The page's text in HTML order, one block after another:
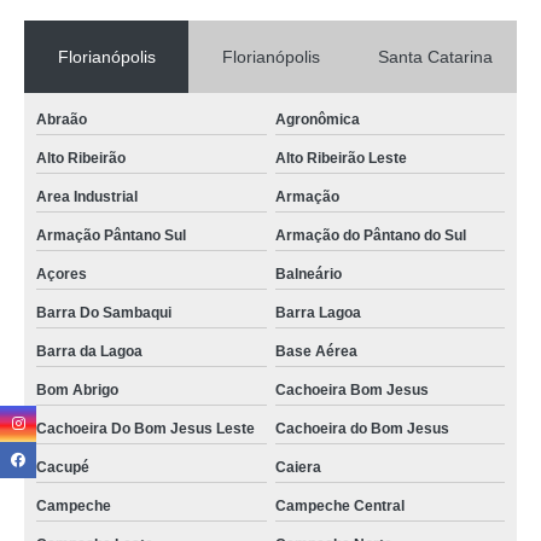
locação de puffs para eventos corporativos valores Forte
aluguel de puff para festa corporativa Jurerê
aluguel de puff para festa corporativa valores Rio do Sul
aluguel de puff para festas valores Camboriú
onde faz locação de puffs para evento Ingleses Norte
locação de puff para festas Navegantes
aluguel de puff para festas Armação do Pântano do Sul
aluguel de puff para aniversários Vargem do Bom Jesus
locação de puffs para eventos corporativos Ingleses Sul
Florianópolis Florianópolis Santa Catarina
Abraão Agronômica
Alto Ribeirão Alto Ribeirão Leste
Area Industrial Armação
Armação Pântano Sul Armação do Pântano do Sul
Açores Balneário
Barra Do Sambaqui Barra Lagoa
Barra da Lagoa Base Aérea
Bom Abrigo Cachoeira Bom Jesus
Cachoeira Do Bom Jesus Leste Cachoeira do Bom Jesus
Cacupé Caiera
Campeche Campeche Central